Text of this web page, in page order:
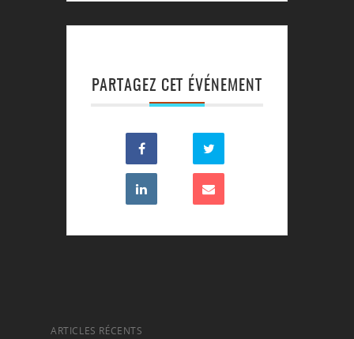
PARTAGEZ CET ÉVÉNEMENT
ARTICLES RÉCENTS